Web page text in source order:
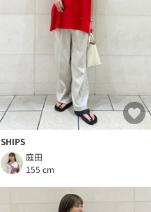
SHIPS
庭田
155 cm